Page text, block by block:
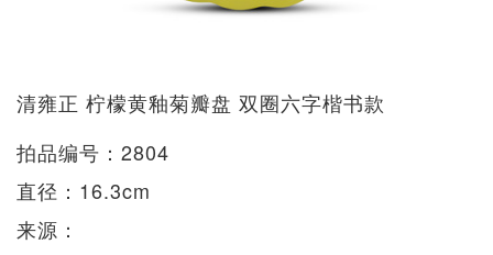
清雍正 柠檬黄釉菊瓣盘 双圈六字楷书款
拍品编号：2804
直径：16.3cm
来源：